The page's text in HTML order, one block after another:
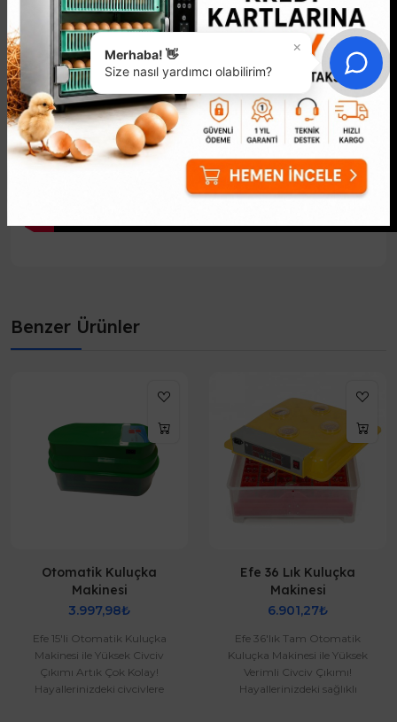
Benzer Ürünler
Otomatik Kuluçka
Makinesi
3.997,98₺
Efe 15'li Otomatik Kuluçka
Makinesi ile Yüksek Civciv
Çıkımı Artık Çok Kolay!
Hayallerinizdeki civcivlere
Efe 36 Lık Kuluçka
Makinesi
6.901,27₺
Efe 36'lık Tam Otomatik
Kuluçka Makinesi ile Yüksek
Verimli Civciv Çıkımı!
Hayallerinizdeki sağlıklı
×
Merhaba! 👋
Size nasıl yardımcı olabilirim?